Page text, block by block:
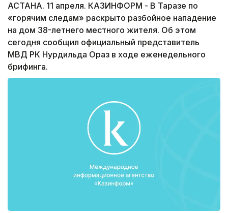
АСТАНА. 11 апреля. КАЗИНФОРМ - В Таразе по
«горячим следам» раскрыто разбойное нападение
на дом 38-летнего местного жителя. Об этом
сегодня сообщил официальный представитель
МВД РК Нурдильда Ораз в ходе еженедельного
брифинга.